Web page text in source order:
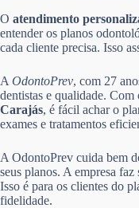
O atendimento
entender os planos
cada cliente precisa. Isso
A OdontoPrev, com 27
dentistas e qualidade. Com
Carajás, é fácil achar o
exames e tratamentos
A OdontoPrev cuida bem
seus planos. A empresa
Isso é para os clientes do
fidelidade.